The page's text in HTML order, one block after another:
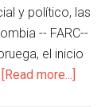
y político, las
-- FARC--
el inicio
[Read more...]